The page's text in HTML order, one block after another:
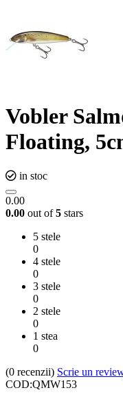
Vobler
Floating,
in stoc
0.00
0.00 out of5 stars
5 stele
0
4 stele
0
3 stele
0
2 stele
0
1 stea
0
(0 recenzii) Scrie un
COD:QMW153